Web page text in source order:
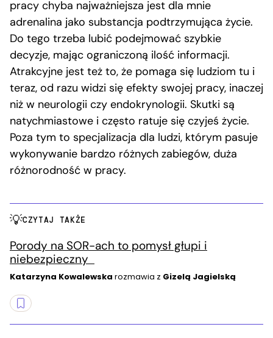
pracy chyba najważniejsza jest dla mnie
adrenalina jako substancja podtrzymująca życie.
Do tego trzeba lubić podejmować szybkie
decyzje, mając ograniczoną ilość informacji.
Atrakcyjne jest też to, że pomaga się ludziom tu i
teraz, od razu widzi się efekty swojej pracy, inaczej
niż w neurologii czy endokrynologii. Skutki są
natychmiastowe i często ratuje się czyjeś życie.
Poza tym to specjalizacja dla ludzi, którym pasuje
wykonywanie bardzo różnych zabiegów, duża
różnorodność w pracy.
CZYTAJ TAKŻE
Porody na SOR-ach to pomysł głupi i
niebezpieczny
Katarzyna Kowalewska rozmawia z Gizelą Jagielską